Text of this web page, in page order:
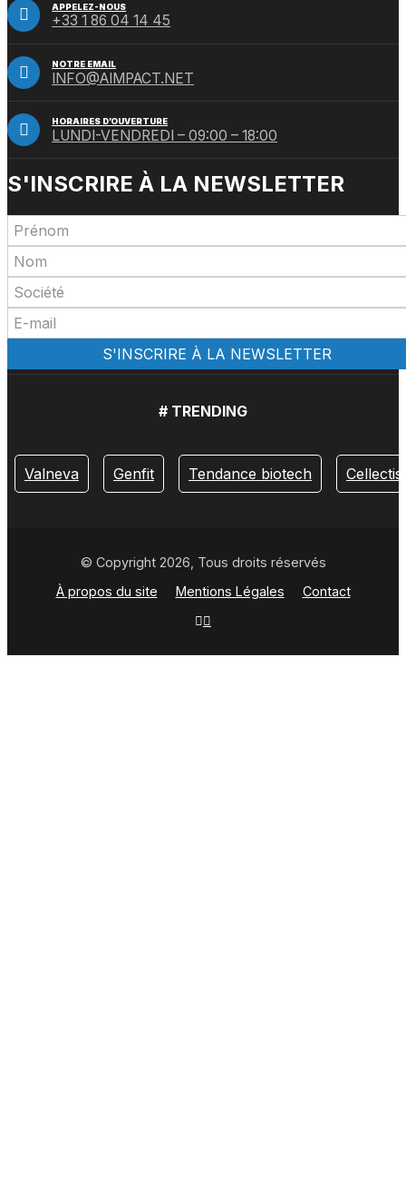
APPELEZ-NOUS
+33 1 86 04 14 45
NOTRE EMAIL
INFO@AIMPACT.NET
HORAIRES D’OUVERTURE
LUNDI-VENDREDI – 09:00 – 18:00
S'INSCRIRE À LA NEWSLETTER
# TRENDING
Valneva Genfit Tendance biotech Cellectis
© Copyright 2026, Tous droits réservés
À propos du site
Mentions Légales Contact